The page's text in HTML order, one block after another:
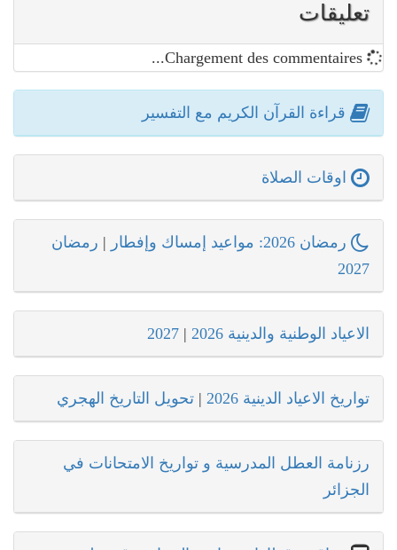
تعليقات
قراءة القرآن الكريم مع التفسير
اوقات الصلاة
رمضان 2026: مواعيد إمساك وإفطار | رمضان
2027
الاعياد الوطنية والدينية 2026 |
2027
تواريخ الاعياد الدينية 2026 | تحويل التاريخ الهجري
رزنامة العطل المدرسية و تواريخ الامتحانات في
الجزائر